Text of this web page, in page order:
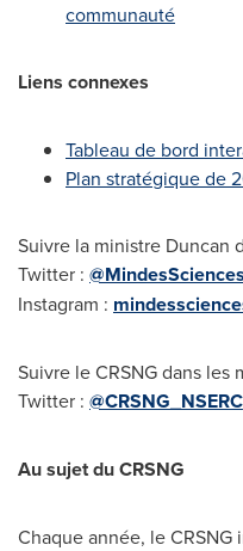
communauté
Liens connexes
Tableau de bord
Plan stratégique de
Suivre la ministre Duncan
Twitter : @MindesSciences
Instagram :
Suivre le CRSNG dans les
Twitter : @CRSNG_NSERC
Au sujet du CRSNG
Chaque année, le